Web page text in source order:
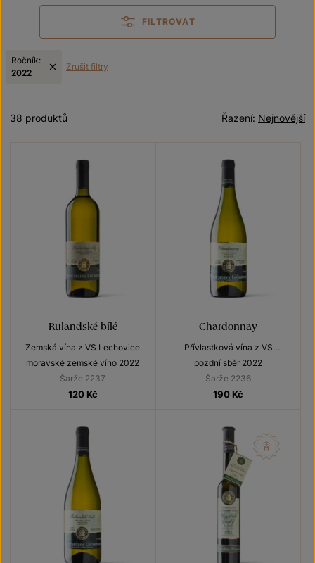
FILTROVAT
Ročník:
2022
Zrušit filtry
Nejnovější
Řazení:
38 produktů
Rulandské bílé
Zemská vína z VS Lechovice
moravské zemské víno 2022
Šarže 2237
120 Kč
Chardonnay
Přívlastková vína z VS
Lechovice
pozdní sběr 2022
Šarže 2236
190 Kč